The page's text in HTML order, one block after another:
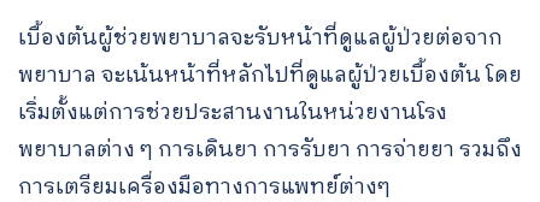
เบื้องต้นผู้ช่วยพยาบาลจะรับหน้าที่ดูแลผู้ป่วยต่อจาก
พยาบาล จะเน้นหน้าที่หลักไปที่ดูแลผู้ป่วยเบื้องต้น โดย
เริ่มตั้งแต่การช่วยประสานงานในหน่วยงานโรง
พยาบาลต่าง ๆ การเดินยา การรับยา การจ่ายยา รวมถึง
การเตรียมเครื่องมือทางการแพทย์ต่างๆ